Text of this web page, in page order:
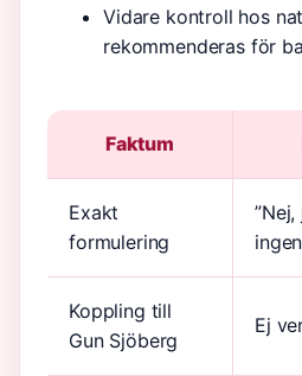
Vidare kontroll hos
rekommenderas för
Faktum
Exakt
formulering
Koppling till
Gun Sjöberg
Ej